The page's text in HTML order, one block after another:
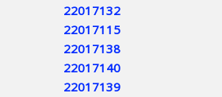
22017132
22017115
22017138
22017140
22017139